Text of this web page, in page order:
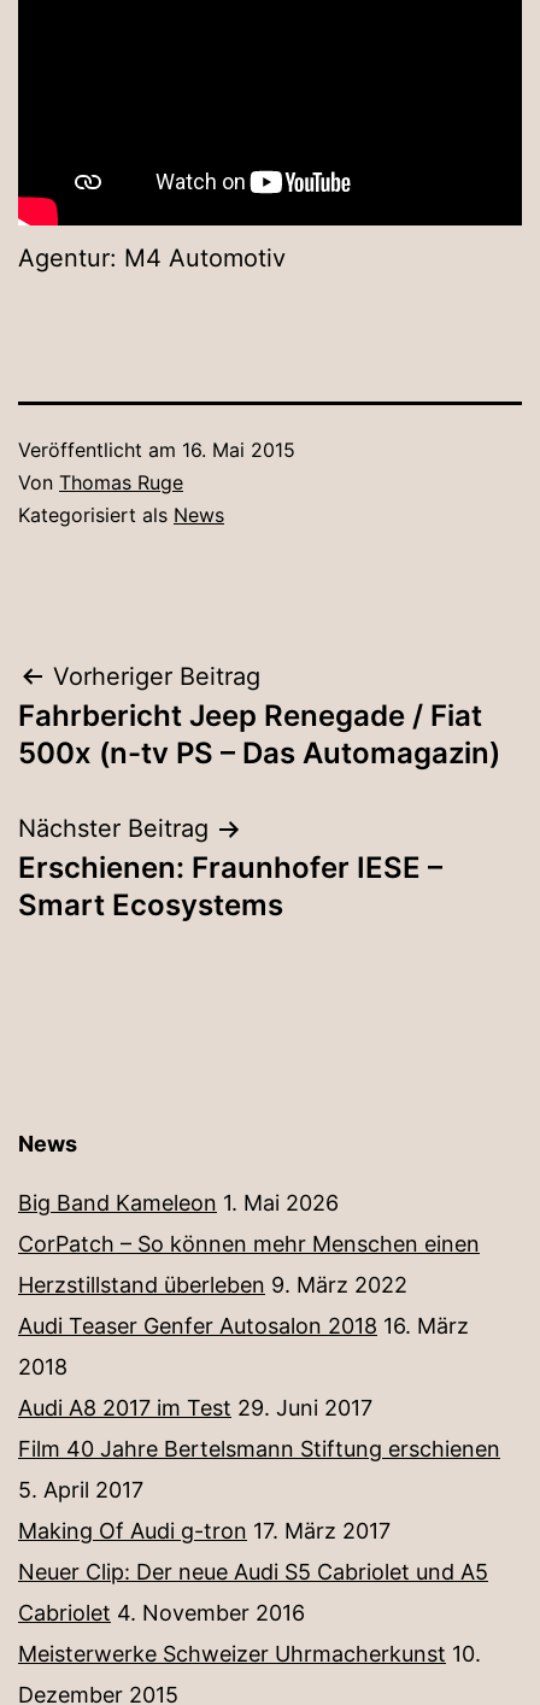
Agentur: M4 Automotiv
Veröffentlicht am 16. Mai 2015
Von Thomas Ruge
Kategorisiert als News
Beitragsnavigation
Vorheriger Beitrag
Fahrbericht Jeep Renegade / Fiat
500x (n-tv PS – Das Automagazin)
Nächster Beitrag
Erschienen: Fraunhofer IESE –
Smart Ecosystems
News
Big Band Kameleon 1. Mai 2026
CorPatch – So können mehr Menschen einen
Herzstillstand überleben 9. März 2022
Audi Teaser Genfer Autosalon 2018 16. März
2018
Audi A8 2017 im Test 29. Juni 2017
Film 40 Jahre Bertelsmann Stiftung erschienen
5. April 2017
Making Of Audi g-tron 17. März 2017
Neuer Clip: Der neue Audi S5 Cabriolet und A5
Cabriolet 4. November 2016
Meisterwerke Schweizer Uhrmacherkunst 10.
Dezember 2015